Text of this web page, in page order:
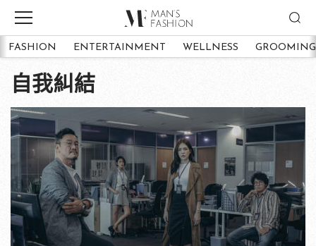
FASHION ENTERTAINMENT WELLNESS GROOMING
自我糾結